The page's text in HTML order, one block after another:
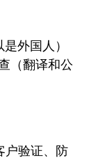
外国人）
（翻译和公
户验证、防